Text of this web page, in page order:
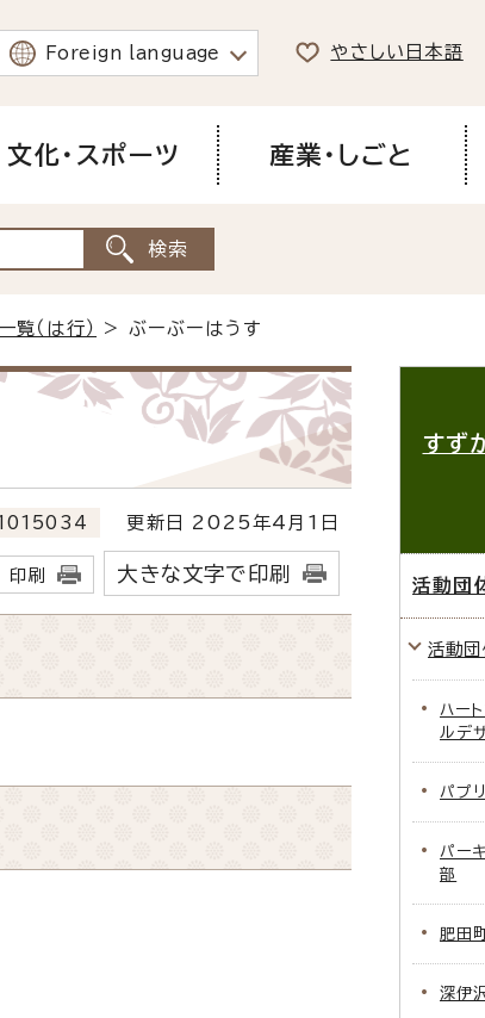
Foreign language やさしい日本語
文化・スポーツ 産業・しごと
覧（は行） > ぶーぶーはうす
1015034 更新日 2025年4月1日
印刷 大きな文字で印刷
すず
活動団
活動団
ハー
ルデ
パプ
パー
部
肥田
深伊